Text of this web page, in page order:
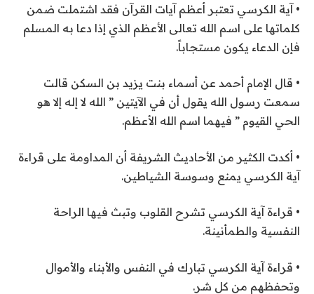
• آية الكرسي تعتبر أعظم آيات القرآن فقد اشتملت ضمن
كلماتها على اسم الله تعالى الأعظم الذي إذا دعا به المسلم
فإن الدعاء يكون مستجاباً.
• قال الإمام أحمد عن أسماء بنت يزيد بن السكن قالت
سمعت رسول الله يقول أن في الآيتين ” الله لا إله إلا هو
الحي القيوم ” فيهما اسم الله الأعظم.
• أكدت الكثير من الأحاديث الشريفة أن المداومة على قراءة
آية الكرسي يمنع وسوسة الشياطين.
• قراءة آية الكرسي تشرح القلوب وتبث فيها الراحة
النفسية والطمأنينة.
• قراءة آية الكرسي تبارك في النفس والأبناء والأموال
وتحفظهم من كل شر.